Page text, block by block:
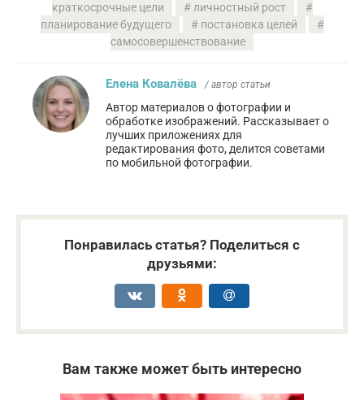
краткосрочные цели
личностный рост
планирование будущего
постановка целей
самосовершенствование
Елена Ковалёва / автор статьи
Автор материалов о фотографии и
обработке изображений. Рассказывает о
лучших приложениях для
редактирования фото, делится советами
по мобильной фотографии.
Понравилась статья? Поделиться с
друзьями:
Вам также может быть интересно